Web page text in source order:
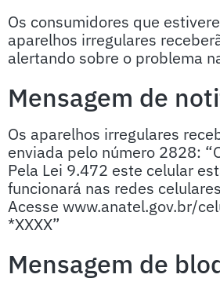
Os consumidores que
aparelhos irregulares
alertando sobre o problema
Mensagem de
Os aparelhos irregulares
enviada pelo número 2828:
Pela Lei 9.472 este celular
funcionará nas redes
Acesse www.anatel.gov.br/
*XXXX”
Mensagem de